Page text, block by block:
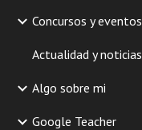
Concursos y eventos
Actualidad y noticias
Algo sobre mi
Google Teacher